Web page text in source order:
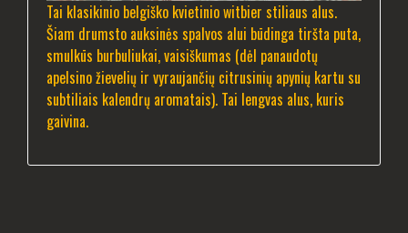
Tai klasikinio belgiško kvietinio witbier stiliaus alus.
Šiam drumsto auksinės spalvos alui būdinga tiršta puta,
smulkūs burbuliukai, vaisiškumas (dėl panaudotų
apelsino žievelių ir vyraujančių citrusinių apynių kartu su
subtiliais kalendrų aromatais). Tai lengvas alus, kuris
gaivina.